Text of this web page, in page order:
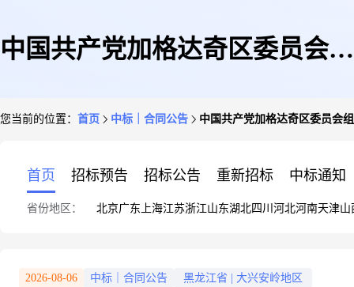
中国共产党加格达奇区委员会组
您当前的位置： 首页 中标｜合同公告 中国共产党加格达奇区委员会
首页 招标预告 招标公告 重新招标 中标通知
省份地区： 北京广东 上海江苏浙江山东湖北四川 河北河南天津山
2026-08-06 中标｜合同公告 黑龙江省 大兴安岭地区